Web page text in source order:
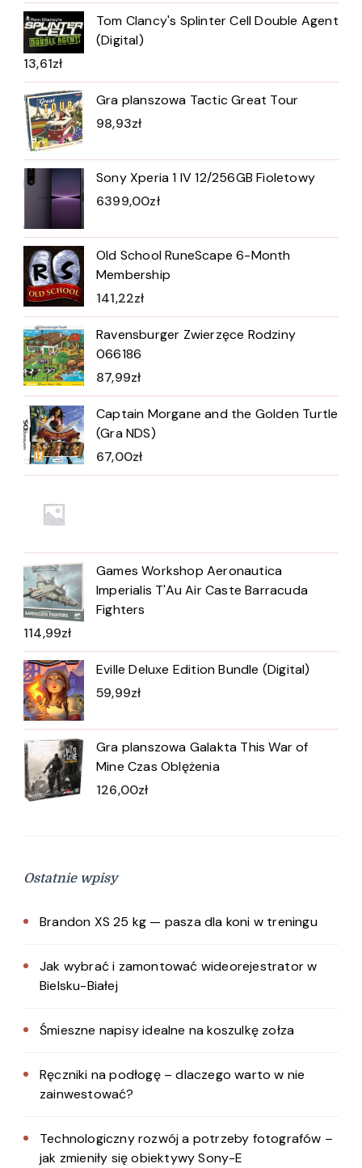
Tom Clancy's Splinter Cell Double Agent
(Digital)
13,61zł
Gra planszowa Tactic Great Tour
98,93zł
Sony Xperia 1 IV 12/256GB Fioletowy
6399,00zł
Old School RuneScape 6-Month
Membership
141,22zł
Ravensburger Zwierzęce Rodziny
066186
87,99zł
Captain Morgane and the Golden Turtle
(Gra NDS)
67,00zł
Games Workshop Aeronautica
Imperialis T'Au Air Caste Barracuda
Fighters
114,99zł
Eville Deluxe Edition Bundle (Digital)
59,99zł
Gra planszowa Galakta This War of
Mine Czas Oblężenia
126,00zł
Ostatnie wpisy
Brandon XS 25 kg — pasza dla koni w treningu
Jak wybrać i zamontować wideorejestrator w
Bielsku-Białej
Śmieszne napisy idealne na koszulkę zołza
Ręczniki na podłogę – dlaczego warto w nie
zainwestować?
Technologiczny rozwój a potrzeby fotografów –
jak zmieniły się obiektywy Sony-E